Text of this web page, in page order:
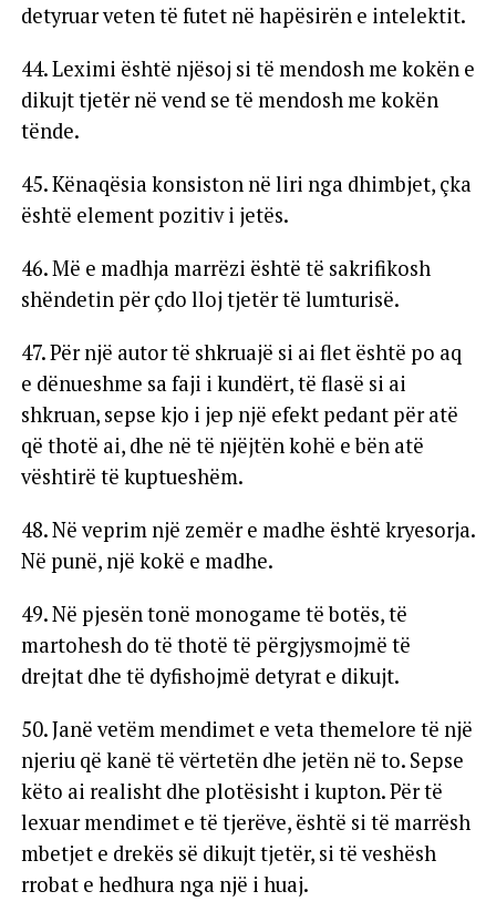
detyruar veten të futet në hapësirën e intelektit.
44. Leximi është njësoj si të mendosh me kokën e
dikujt tjetër në vend se të mendosh me kokën
tënde.
45. Kënaqësia konsiston në liri nga dhimbjet, çka
është element pozitiv i jetës.
46. Më e madhja marrëzi është të sakrifikosh
shëndetin për çdo lloj tjetër të lumturisë.
47. Për një autor të shkruajë si ai flet është po aq
e dënueshme sa faji i kundërt, të flasë si ai
shkruan, sepse kjo i jep një efekt pedant për atë
që thotë ai, dhe në të njëjtën kohë e bën atë
vështirë të kuptueshëm.
48. Në veprim një zemër e madhe është kryesorja.
Në punë, një kokë e madhe.
49. Në pjesën tonë monogame të botës, të
martohesh do të thotë të përgjysmojmë të
drejtat dhe të dyfishojmë detyrat e dikujt.
50. Janë vetëm mendimet e veta themelore të një
njeriu që kanë të vërtetën dhe jetën në to. Sepse
këto ai realisht dhe plotësisht i kupton. Për të
lexuar mendimet e të tjerëve, është si të marrësh
mbetjet e drekës së dikujt tjetër, si të veshësh
rrobat e hedhura nga një i huaj.